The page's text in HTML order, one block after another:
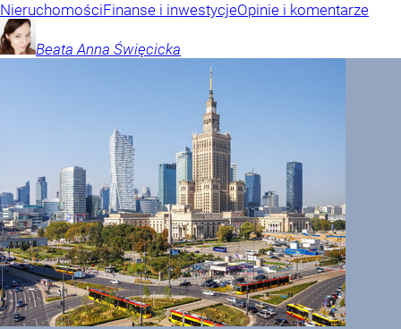
NieruchomościFinanse i inwestycjeOpinie i komentarze
Beata Anna Święcicka